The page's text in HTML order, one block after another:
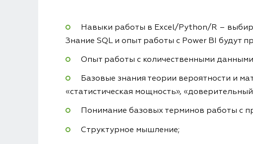
Навыки работы в Excel/Python/R –
Знание SQL и опыт работы с Power BI будут
Опыт работы с количественными
Базовые знания теории вероятности и
«статистическая мощность»,
Понимание базовых терминов работы с
Структурное мышление;